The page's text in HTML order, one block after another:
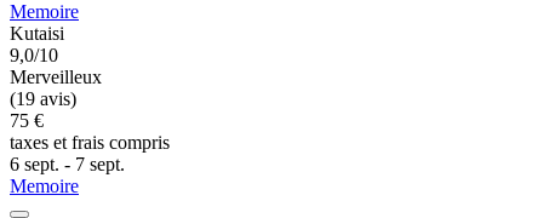
Memoire
Kutaisi
9,0/10
Merveilleux
(19 avis)
75 €
taxes et frais compris
6 sept. - 7 sept.
Memoire